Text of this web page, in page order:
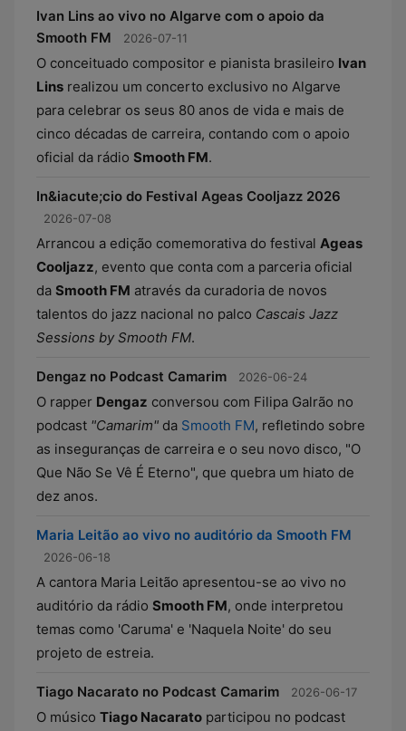
Ivan Lins ao vivo no Algarve com o apoio da
Smooth FM
2026-07-11
O conceituado compositor e pianista brasileiro Ivan
Lins realizou um concerto exclusivo no Algarve
para celebrar os seus 80 anos de vida e mais de
cinco décadas de carreira, contando com o apoio
oficial da rádio Smooth FM.
In&iacute;cio do Festival Ageas Cooljazz 2026
2026-07-08
Arrancou a edição comemorativa do festival Ageas
Cooljazz, evento que conta com a parceria oficial
da Smooth FM através da curadoria de novos
talentos do jazz nacional no palco Cascais Jazz
Sessions by Smooth FM.
Dengaz no Podcast Camarim 2026-06-24
O rapper Dengaz conversou com Filipa Galrão no
podcast "Camarim" da Smooth FM, refletindo sobre
as inseguranças de carreira e o seu novo disco, "O
Que Não Se Vê É Eterno", que quebra um hiato de
dez anos.
Maria Leitão ao vivo no auditório da Smooth FM
2026-06-18
A cantora Maria Leitão apresentou-se ao vivo no
auditório da rádio Smooth FM, onde interpretou
temas como 'Caruma' e 'Naquela Noite' do seu
projeto de estreia.
Tiago Nacarato no Podcast Camarim 2026-06-17
O músico Tiago Nacarato participou no podcast